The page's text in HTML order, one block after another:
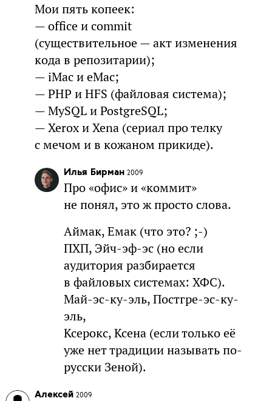
Мои пять копеек:
— office и commit
(существительное — акт изменения
кода в репозитарии);
— iMac и eMac;
— PHP и HFS (файловая система);
— MySQL и PostgreSQL;
— Xerox и Xena (сериал про телку
с мечом и в кожаном прикиде).
Илья Бирман 2009
Про «офис» и «коммит»
не понял, это ж просто слова.
Аймак, Емак (что это? ;-)
ПХП, Эйч-эф-эс (но если
аудитория разбирается
в файловых системах: ХФС).
Май-эс-ку-эль, Постгре-эс-ку-
эль,
Ксерокс, Ксена (если только её
уже нет традиции называть по-
русски Зеной).
Алексей 2009